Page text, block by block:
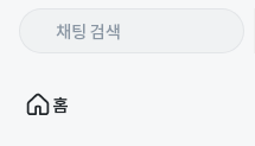
홈